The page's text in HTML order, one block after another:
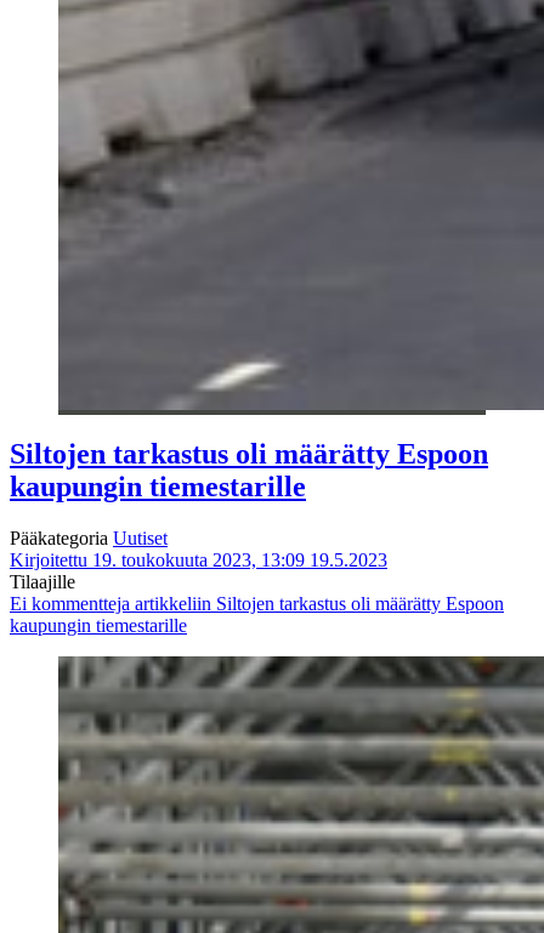
Siltojen tarkastus oli määrätty Espoon
kaupungin tiemestarille
Pääkategoria Uutiset
Kirjoitettu 19. toukokuuta 2023, 13:09 19.5.2023
Tilaajille
Ei kommentteja artikkeliin Siltojen tarkastus oli määrätty Espoon
kaupungin tiemestarille